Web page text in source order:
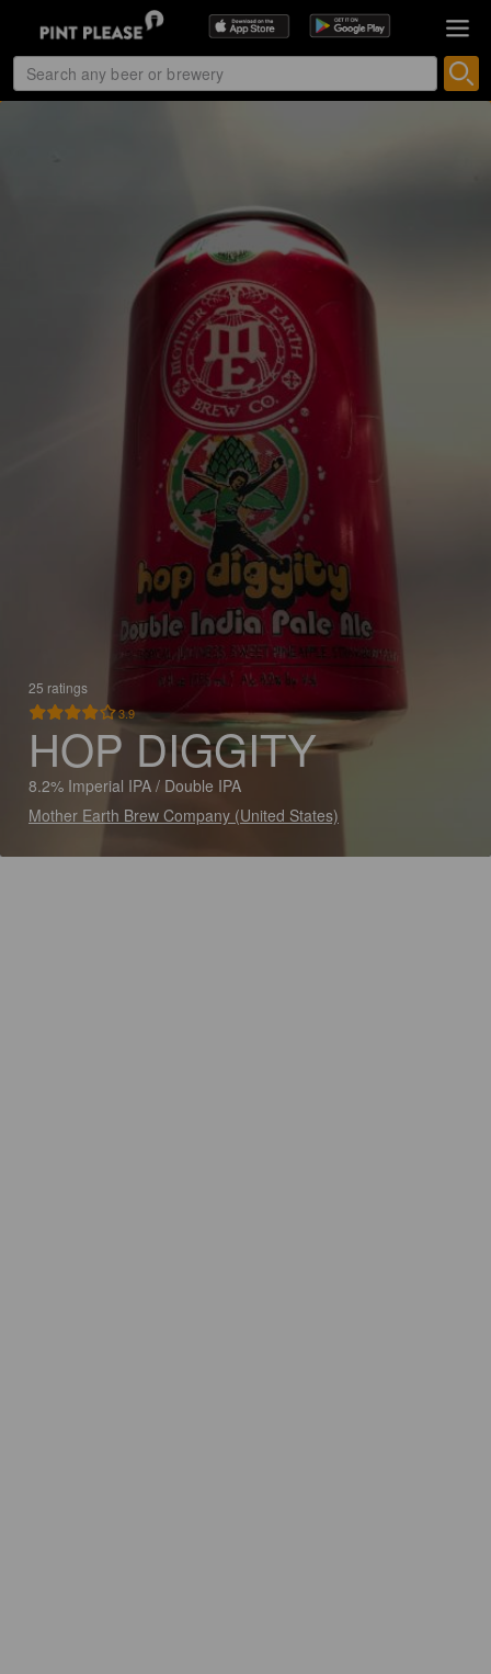
25 ratings
3.9
HOP DIGGITY
8.2% Imperial IPA / Double IPA
Mother Earth Brew Company (United States)